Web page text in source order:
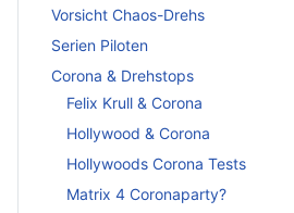
Vorsicht Chaos-Drehs
Serien Piloten
Corona & Drehstops
Felix Krull & Corona
Hollywood & Corona
Hollywoods Corona Tests
Matrix 4 Coronaparty?